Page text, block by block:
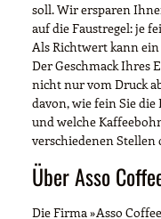
soll. Wir ersparen
auf die Faustregel: je
Als Richtwert kann ein
Der Geschmack Ihres
nicht nur vom Druck
davon, wie fein Sie die
und welche
verschiedenen Stellen
Über Asso
Die Firma »Asso